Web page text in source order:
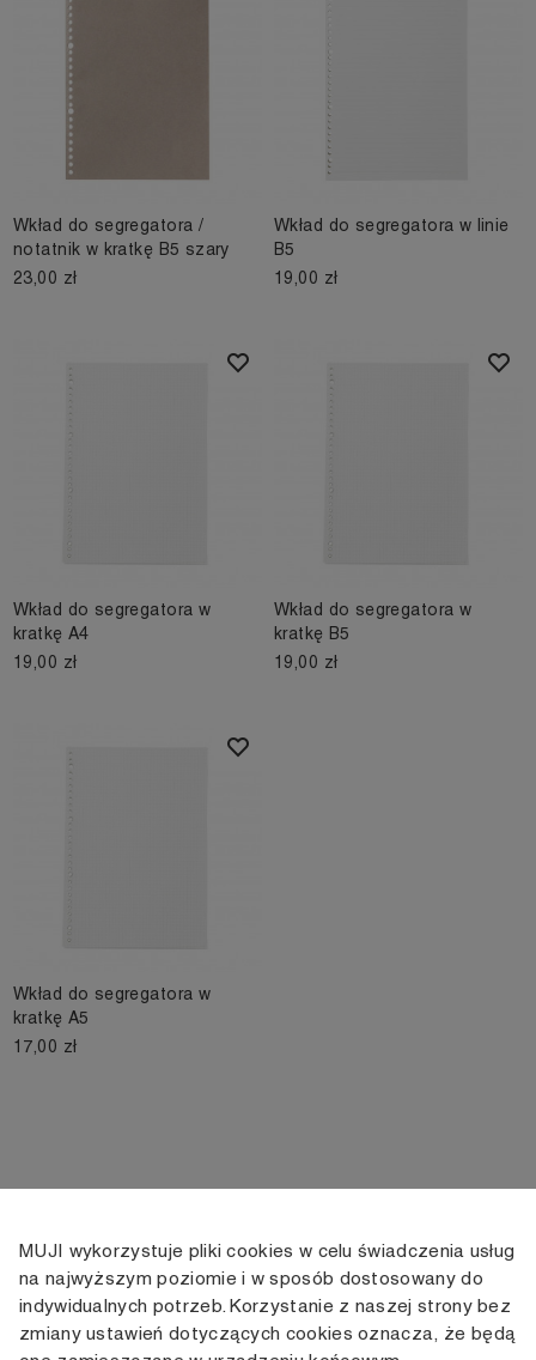
Wkład do segregatora /
notatnik w kratkę B5 szary
23,00 zł
Wkład do segregatora w linie
B5
19,00 zł
Wkład do segregatora w
kratkę A4
19,00 zł
Wkład do segregatora w
kratkę B5
19,00 zł
Wkład do segregatora w
kratkę A5
17,00 zł
KONTAKT
+48 505 166 958
zamowienia@muji.com.pl
KONTO
Moje konto
Historia
INFORMACJE
Dostawa
MUJI wykorzystuje pliki cookies w celu świadczenia usług
na najwyższym poziomie i w sposób dostosowany do
indywidualnych potrzeb. Korzystanie z naszej strony bez
zmiany ustawień dotyczących cookies oznacza, że będą